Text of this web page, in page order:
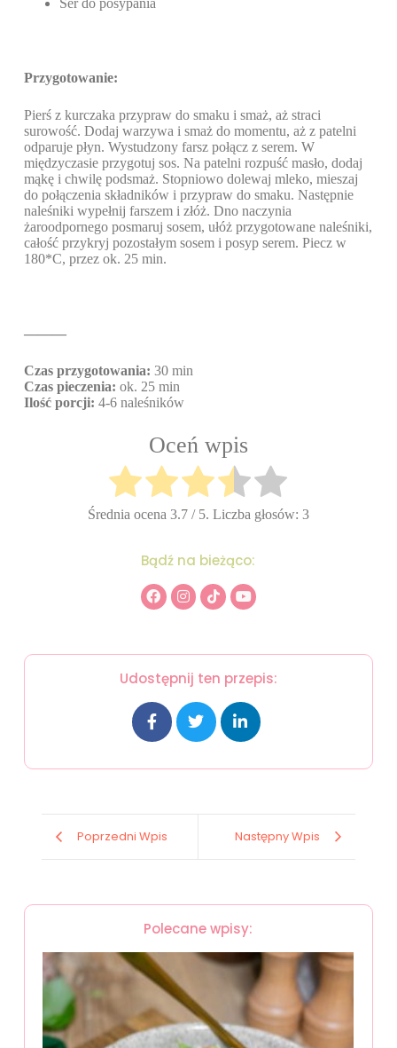
Ser do posypania
Przygotowanie:
Pierś z kurczaka przypraw do smaku i smaż, aż straci
surowość. Dodaj warzywa i smaż do momentu, aż z patelni
odparuje płyn. Wystudzony farsz połącz z serem. W
międzyczasie przygotuj sos. Na patelni rozpuść masło, dodaj
mąkę i chwilę podsmaż. Stopniowo dolewaj mleko, mieszaj
do połączenia składników i przypraw do smaku. Następnie
naleśniki wypełnij farszem i złóż. Dno naczynia
żaroodpornego posmaruj sosem, ułóż przygotowane naleśniki,
całość przykryj pozostałym sosem i posyp serem. Piecz w
180*C, przez ok. 25 min.
———
Czas przygotowania: 30 min
Czas pieczenia: ok. 25 min
Ilość porcji: 4-6 naleśników
Oceń wpis
Średnia ocena 3.7/ 5. Liczba głosów: 3
Bądź na bieżąco:
Udostępnij ten przepis:
Poprzedni Wpis Następny Wpis
Polecane wpisy: